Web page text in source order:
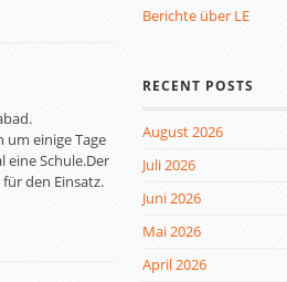
um einige Tage
eine Schule.Der
den Einsatz.
Berichte über LE
RECENT POSTS
August 2026
Juli 2026
Juni 2026
Mai 2026
April 2026